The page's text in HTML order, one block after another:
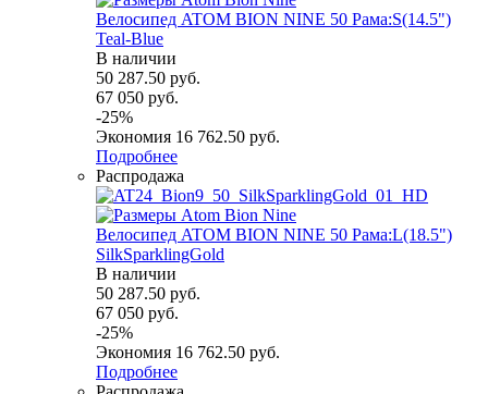
Велосипед ATOM BION NINE 50 Рама:S(14.5")
Teal-Blue
В наличии
50 287.50 руб.
67 050 руб.
-25%
Экономия 16 762.50 руб.
Подробнее
Распродажа
Велосипед ATOM BION NINE 50 Рама:L(18.5")
SilkSparklingGold
В наличии
50 287.50 руб.
67 050 руб.
-25%
Экономия 16 762.50 руб.
Подробнее